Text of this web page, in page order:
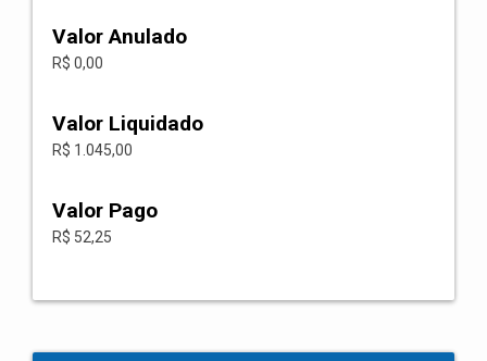
Valor Anulado
R$ 0,00
Valor Liquidado
R$ 1.045,00
Valor Pago
R$ 52,25